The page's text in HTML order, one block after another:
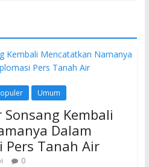
Umum
Kembali
Dalam
Pers Tanah Air
0